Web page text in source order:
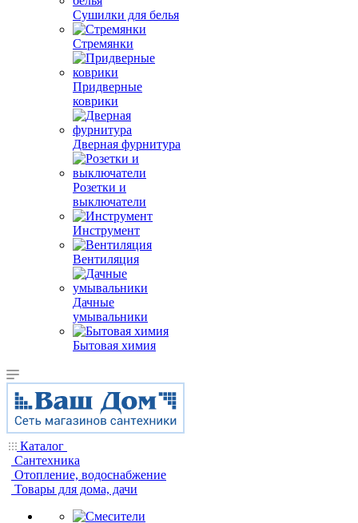
Сушилки для белья
Стремянки
Придверные
коврики
Дверная фурнитура
Розетки и
выключатели
Инструмент
Вентиляция
Дачные
умывальники
Бытовая химия
Каталог
Сантехника
Отопление, водоснабжение
Товары для дома, дачи